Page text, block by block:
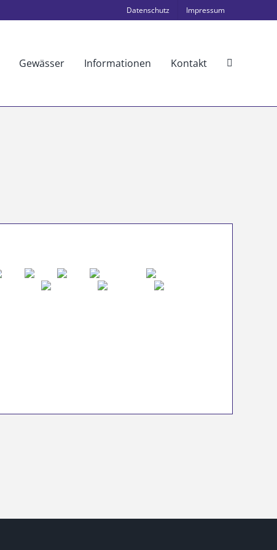
Datenschutz Impressum
Gewässer Informationen Kontakt